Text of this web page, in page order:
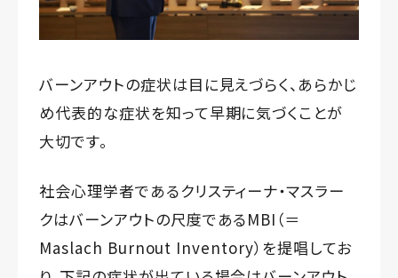
バーンアウトの症状は目に見えづらく、あらかじ
め代表的な症状を知って早期に気づくことが
大切です。
社会心理学者であるクリスティーナ・マスラー
クはバーンアウトの尺度であるMBI（＝
Maslach Burnout Inventory）を提唱してお